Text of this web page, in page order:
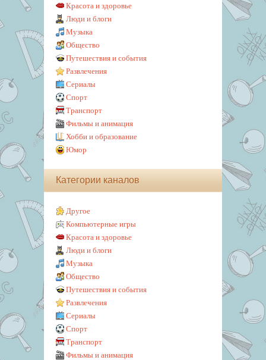
Красота и здоровье
Люди и блоги
Музыка
Общество
Путешествия и события
Развлечения
Сериалы
Спорт
Транспорт
Фильмы и анимация
Хобби и образование
Юмор
Категории каналов
Другое
Компьютерные игры
Красота и здоровье
Люди и блоги
Музыка
Общество
Путешествия и события
Развлечения
Сериалы
Спорт
Транспорт
Фильмы и анимация